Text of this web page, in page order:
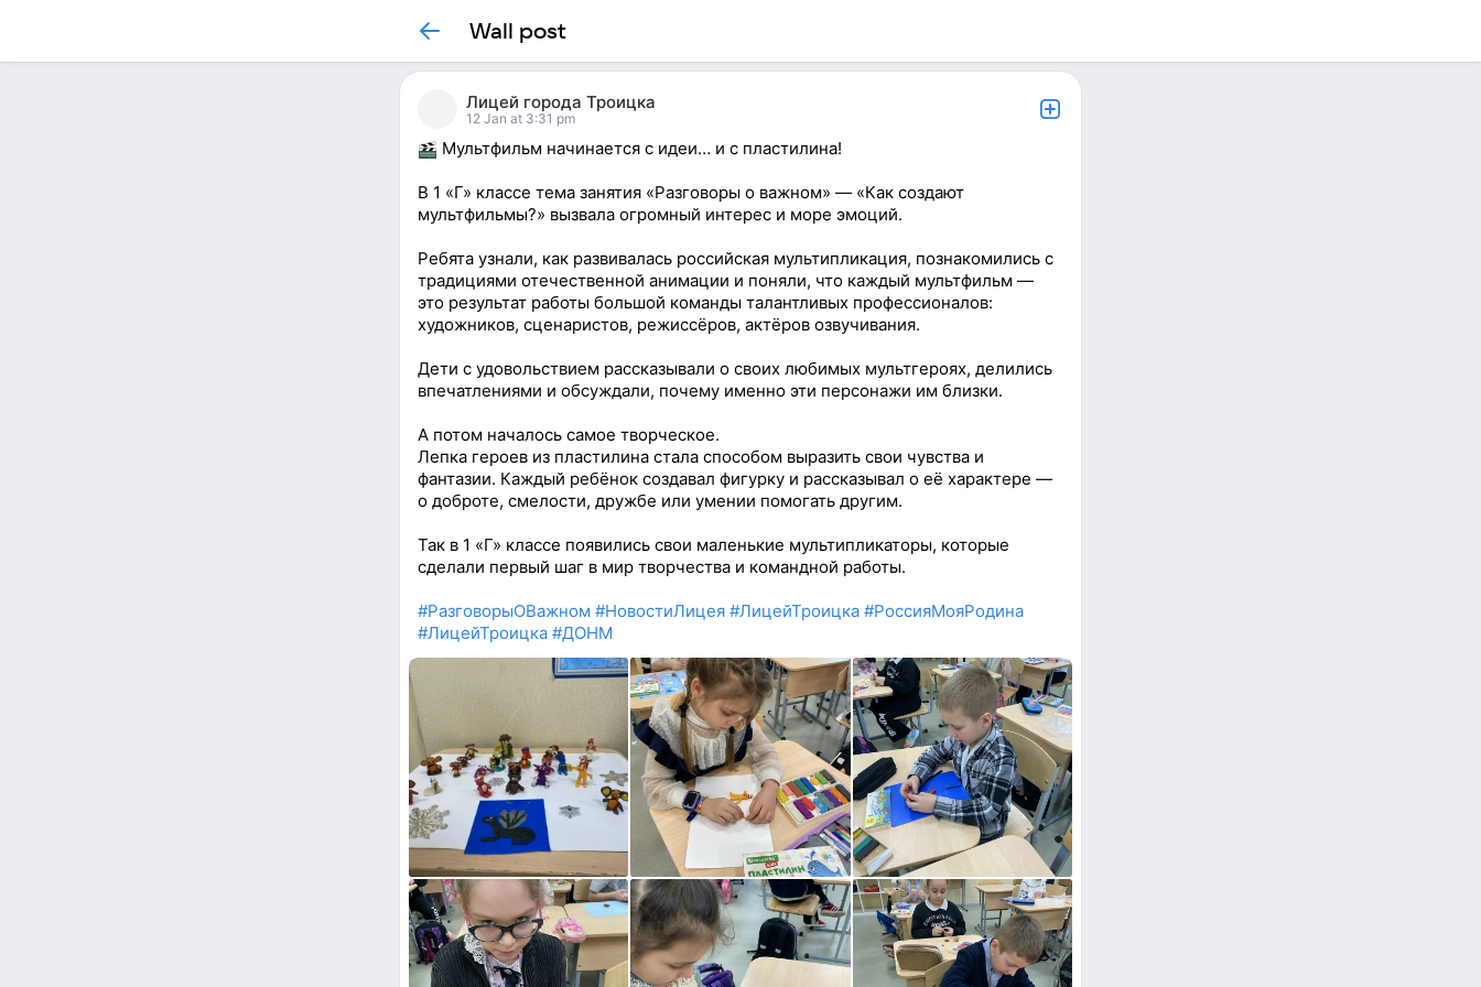
Wall post
Лицей города Троицка
12 Jan at 3:31 pm
Мультфильм начинается с идеи… и с пластилина!
В 1 «Г» классе тема занятия «Разговоры о важном» — «Как создают
мультфильмы?» вызвала огромный интерес и море эмоций.
Ребята узнали, как развивалась российская мультипликация, познакомились с
традициями отечественной анимации и поняли, что каждый мультфильм —
это результат работы большой команды талантливых профессионалов:
художников, сценаристов, режиссёров, актёров озвучивания.
Дети с удовольствием рассказывали о своих любимых мультгероях, делились
впечатлениями и обсуждали, почему именно эти персонажи им близки.
А потом началось самое творческое.
Лепка героев из пластилина стала способом выразить свои чувства и
фантазии. Каждый ребёнок создавал фигурку и рассказывал о её характере —
о доброте, смелости, дружбе или умении помогать другим.
Так в 1 «Г» классе появились свои маленькие мультипликаторы, которые
сделали первый шаг в мир творчества и командной работы.
#РазговорыОВажном #НовостиЛицея #ЛицейТроицка #РоссияМояРодина
#ЛицейТроицка #ДОНМ